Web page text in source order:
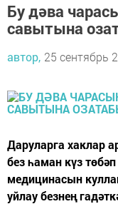
Бу дәва
савытына
автор, 25 сентябрь
Даруларга хаклар
без һаман күз
медицинасын
уйлау безнең